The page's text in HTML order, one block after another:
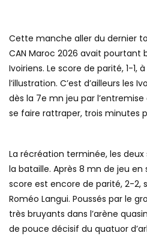
Cette manche aller du dernier
CAN Maroc 2026 avait pourtant
Ivoiriens. Le score de parité, 1-
l’illustration. C’est d’ailleurs les
dès la 7e mn jeu par
se faire rattraper, trois minutes
La récréation terminée, les
la bataille. Après 8 mn de jeu
score est encore de parité, 2-2,
Roméo Langui. Poussés par le
très bruyants dans l’arène
de pouce décisif du quatuor